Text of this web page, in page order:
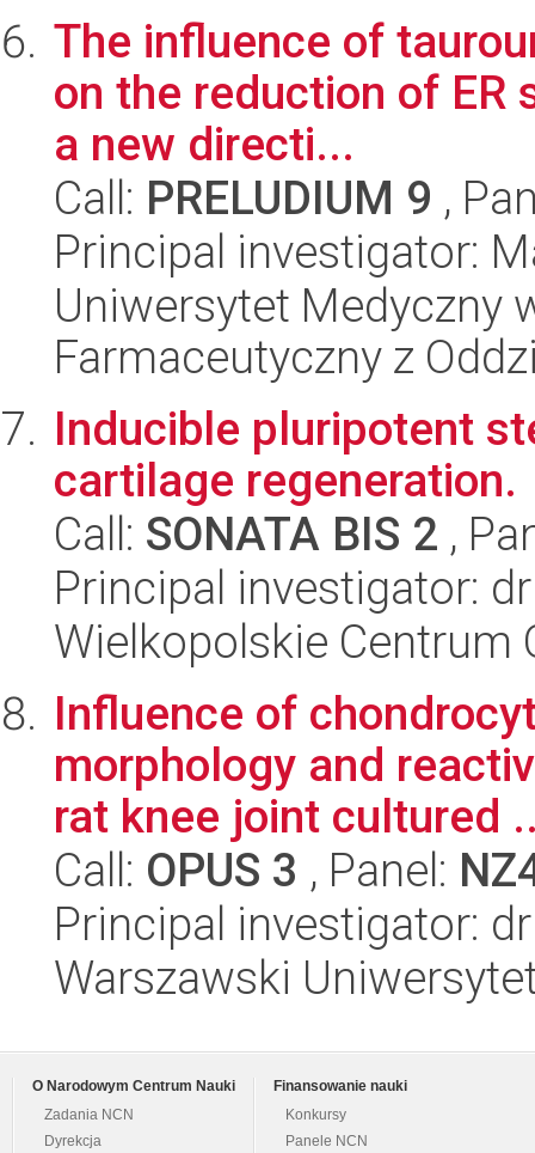
The influence of
on the reduction of ER
a new directi...
Call: PRELUDIUM 9 ,
Principal investigator:
Uniwersytet Medyczny
Farmaceutyczny z
Inducible pluripotent
cartilage regeneration.
Call: SONATA BIS 2 ,
Principal investigator:
Wielkopolskie Centrum
Influence of
morphology and
rat knee joint cultured
Call: OPUS 3 , Panel:
Principal investigator:
Warszawski
O Narodowym Centrum Nauki
Zadania NCN
Dyrekcja
Finansowanie nauki
Konkursy
Panele NCN